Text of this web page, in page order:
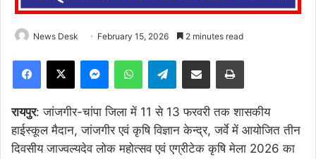
News Desk February 15, 2026 2 minutes read
Facebook
X MessengerWhatsAppTelegramShare via Email Print
रायपुर: जांजगीर-चांपा जिला में 11 से 13 फरवरी तक शासकीय
हाईस्कूल मैदान, जांजगीर एवं कृषि विज्ञान केन्द्र, जर्वे में आयोजित तीन
दिवसीय जाज्वल्यदेव लोक महोत्सव एवं एग्रीटेक कृषि मेला 2026 का